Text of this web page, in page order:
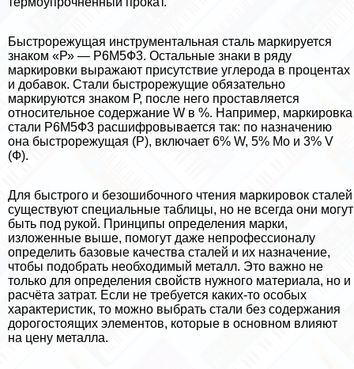
Быстрорежущая инструментальная сталь маркируется
знаком «Р» — Р6М5Ф3. Остальные знаки в ряду
маркировки выражают присутствие углерода в процентах
и добавок. Стали быстрорежущие обязательно
маркируются знаком Р, после него проставляется
относительное содержание W в %. Например, маркировка
стали Р6М5Ф3 расшифровывается так: по назначению
она быстрорежущая (Р), включает 6% W, 5% Mo и 3% V
(Ф).
Для быстрого и безошибочного чтения маркировок сталей
существуют специальные таблицы, но не всегда они могут
быть под рукой. Принципы определения марки,
изложенные выше, помогут даже непрофессионалу
определить базовые качества сталей и их назначение,
чтобы подобрать необходимый металл. Это важно не
только для определения свойств нужного материала, но и
расчёта затрат. Если не требуется каких-то особых
хаpaктеристик, то можно выбрать стали без содержания
дорогостоящих элементов, которые в основном влияют
на цену металла.